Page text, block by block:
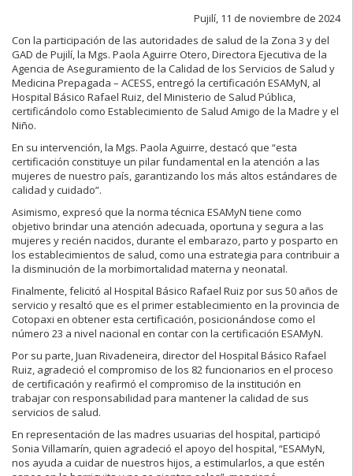
Pujilí, 11 de noviembre de 2024
Con la participación de las autoridades de salud de la Zona 3 y del
GAD de Pujilí, la Mgs. Paola Aguirre Otero, Directora Ejecutiva de la
Agencia de Aseguramiento de la Calidad de los Servicios de Salud y
Medicina Prepagada – ACESS, entregó la certificación ESAMyN, al
Hospital Básico Rafael Ruiz, del Ministerio de Salud Pública,
certificándolo como Establecimiento de Salud Amigo de la Madre y el
Niño.
En su intervención, la Mgs. Paola Aguirre, destacó que “esta
certificación constituye un pilar fundamental en la atención a las
mujeres de nuestro país, garantizando los más altos estándares de
calidad y cuidado”.
Asimismo, expresó que la norma técnica ESAMyN tiene como
objetivo brindar una atención adecuada, oportuna y segura a las
mujeres y recién nacidos, durante el embarazo, parto y posparto en
los establecimientos de salud, como una estrategia para contribuir a
la disminución de la morbimortalidad materna y neonatal.
Finalmente, felicitó al Hospital Básico Rafael Ruiz por sus 50 años de
servicio y resaltó que es el primer establecimiento en la provincia de
Cotopaxi en obtener esta certificación, posicionándose como el
número 23 a nivel nacional en contar con la certificación ESAMyN.
Por su parte, Juan Rivadeneira, director del Hospital Básico Rafael
Ruiz, agradeció el compromiso de los 82 funcionarios en el proceso
de certificación y reafirmó el compromiso de la institución en
trabajar con responsabilidad para mantener la calidad de sus
servicios de salud.
En representación de las madres usuarias del hospital, participó
Sonia Villamarín, quien agradeció el apoyo del hospital, “ESAMyN,
nos ayuda a cuidar de nuestros hijos, a estimularlos, a que estén